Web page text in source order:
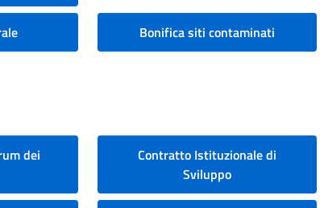
Bonifica siti contaminati
dei
Contratto Istituzionale di
Sviluppo